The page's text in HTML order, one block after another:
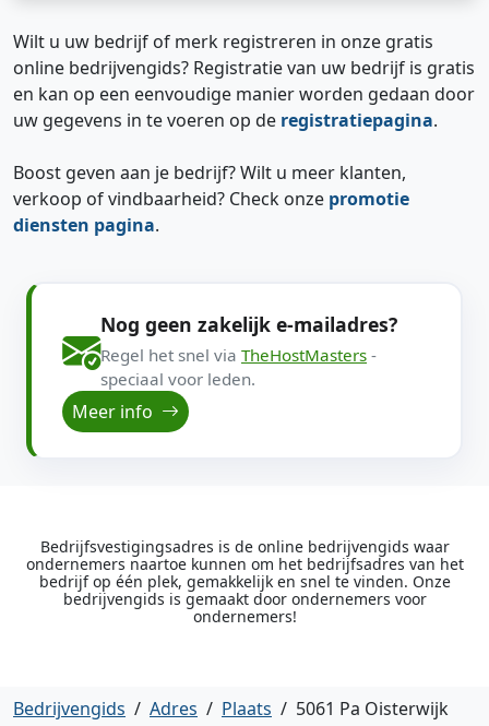
Wilt u uw bedrijf of merk registreren in onze gratis
online bedrijvengids? Registratie van uw bedrijf is gratis
en kan op een eenvoudige manier worden gedaan door
uw gegevens in te voeren op de registratiepagina.
Boost geven aan je bedrijf? Wilt u meer klanten,
verkoop of vindbaarheid? Check onze promotie
diensten pagina.
Nog geen zakelijk e-mailadres?
Regel het snel via TheHostMasters -
speciaal voor leden.
Meer info
Bedrijfsvestigingsadres is de online bedrijvengids waar
ondernemers naartoe kunnen om het bedrijfsadres van het
bedrijf op één plek, gemakkelijk en snel te vinden. Onze
bedrijvengids is gemaakt door ondernemers voor
ondernemers!
Bedrijvengids / Adres / Plaats / 5061 Pa Oisterwijk